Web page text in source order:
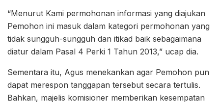
“Menurut Kami permohonan informasi yang diajukan
Pemohon ini masuk dalam kategori permohonan yang
tidak sungguh-sungguh dan itikad baik sebagaimana
diatur dalam Pasal 4 Perki 1 Tahun 2013,” ucap dia.
Sementara itu, Agus menekankan agar Pemohon pun
dapat merespon tanggapan tersebut secara tertulis.
Bahkan, majelis komisioner memberikan kesempatan